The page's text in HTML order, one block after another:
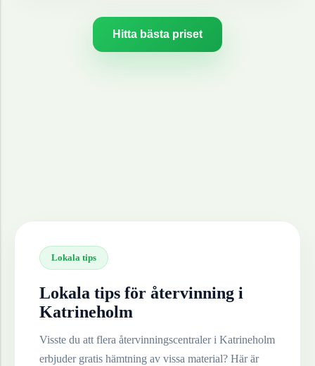
Hitta bästa priset
Lokala tips
Lokala tips för återvinning i
Katrineholm
Visste du att flera återvinningscentraler i Katrineholm
erbjuder gratis hämtning av vissa material? Här är